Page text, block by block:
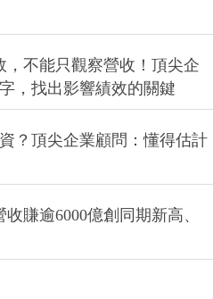
不能只觀察營收！頂尖企
，找出影響績效的關鍵
？頂尖企業顧問：懂得估計
賺逾6000億創同期新高、